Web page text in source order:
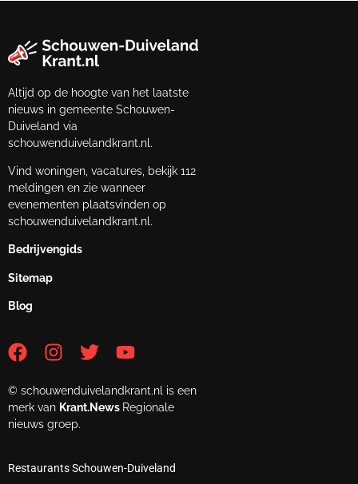
Altijd op de hoogte van het laatste
nieuws in gemeente Schouwen-
Duiveland via
schouwenduivelandkrant.nl.
Vind woningen, vacatures, bekijk 112
meldingen en zie wanneer
evenementen plaatsvinden op
schouwenduivelandkrant.nl.
Bedrijvengids
Sitemap
Blog
© schouwenduivelandkrant.nl is een
merk van Krant.News Regionale
nieuws groep.
Restaurants Schouwen-Duiveland